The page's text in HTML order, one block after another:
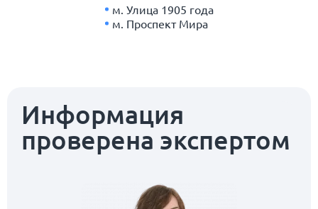
м. Улица 1905 года
м. Проспект Мира
Информация
проверена экспертом